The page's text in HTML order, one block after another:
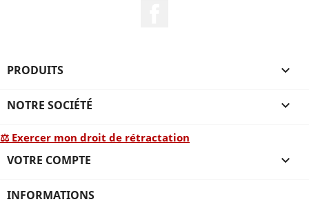
PRODUITS 
NOTRE SOCIÉTÉ 
⚖ Exercer mon droit de rétractation
VOTRE COMPTE 
INFORMATIONS